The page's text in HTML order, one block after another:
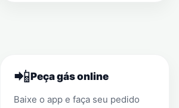
📲Peça gás online
Baixe o app e faça seu pedido